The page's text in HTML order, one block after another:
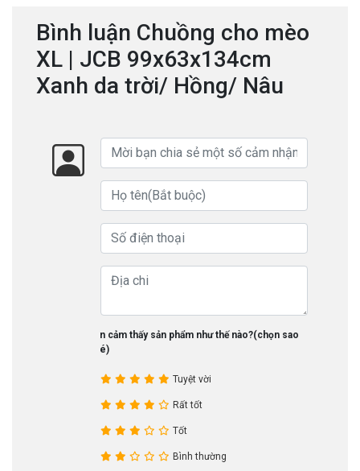
Bình luận Chuồng cho mèo
XL | JCB 99x63x134cm
Xanh da trời/ Hồng/ Nâu
Bạn cảm thấy sản phẩm như thế nào?(chọn sao
nhé)
Tuyệt vời
Rất tốt
Tốt
Bình thường